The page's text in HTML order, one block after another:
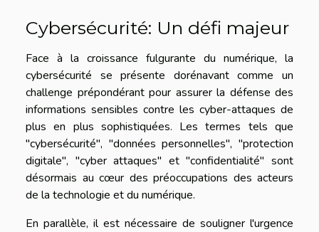
Cybersécurité: Un défi majeur
Face à la croissance fulgurante du numérique, la
cybersécurité se présente dorénavant comme un
challenge prépondérant pour assurer la défense des
informations sensibles contre les cyber-attaques de
plus en plus sophistiquées. Les termes tels que
"cybersécurité", "données personnelles", "protection
digitale", "cyber attaques" et "confidentialité" sont
désormais au cœur des préoccupations des acteurs
de la technologie et du numérique.
En parallèle, il est nécessaire de souligner l'urgence